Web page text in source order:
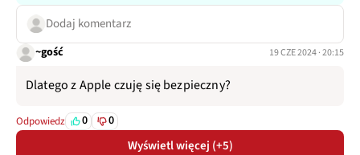
Dodaj komentarz
~gość 19 CZE 2024 · 20:15
Dlatego z Apple czuję się bezpieczny?
Odpowiedz 0 0
Wyświetl więcej (+5)